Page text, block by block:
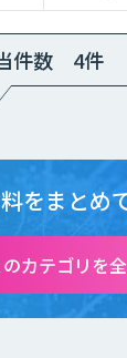
件数 4件
をまとめ
のカテゴリを